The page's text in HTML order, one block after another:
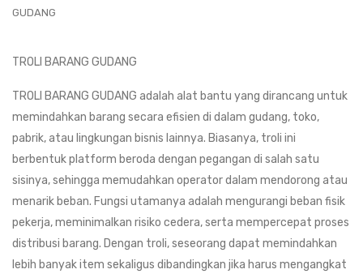
GUDANG
TROLI BARANG GUDANG
TROLI BARANG GUDANG adalah alat bantu yang dirancang untuk
memindahkan barang secara efisien di dalam gudang, toko,
pabrik, atau lingkungan bisnis lainnya. Biasanya, troli ini
berbentuk platform beroda dengan pegangan di salah satu
sisinya, sehingga memudahkan operator dalam mendorong atau
menarik beban. Fungsi utamanya adalah mengurangi beban fisik
pekerja, meminimalkan risiko cedera, serta mempercepat proses
distribusi barang. Dengan troli, seseorang dapat memindahkan
lebih banyak item sekaligus dibandingkan jika harus mengangkat